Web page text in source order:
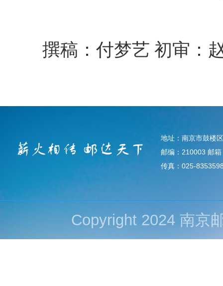
撰稿：付梦艺 初审：
地址：南京市鼓楼
邮编：210003 邮
传真：025-
Copyright 2024 南京